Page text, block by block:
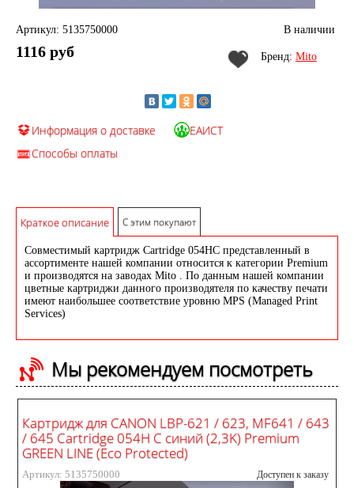
Артикул: 5135750000 В наличии
1116 руб Бренд: Mito
Информация о доставке
ЕАИСТ
Способы оплаты
Краткое описание
Совместимый картридж Cartridge 054HC представленный в
ассортименте нашей компании относится к категории Premium
и производятся на заводах Mito . По данным нашей компании
цветные картриджи данного производятеля по качеству печати
имеют наибольшее соответствие уровню MPS (Managed Print
Services)
С этим покупают
Мы рекомендуем посмотреть
Картридж для CANON LBP-621 / 623, MF641 / 643
/ 645 Cartridge 054H C синий (2,3K) Premium
GREEN LINE (Eco Protected)
Артикул: 5135750000 Доступен к заказу